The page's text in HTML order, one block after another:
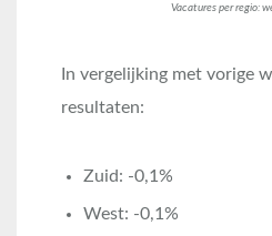
Vacatures per regio:
In vergelijking met vorige
resultaten:
Zuid: -0,1%
West: -0,1%